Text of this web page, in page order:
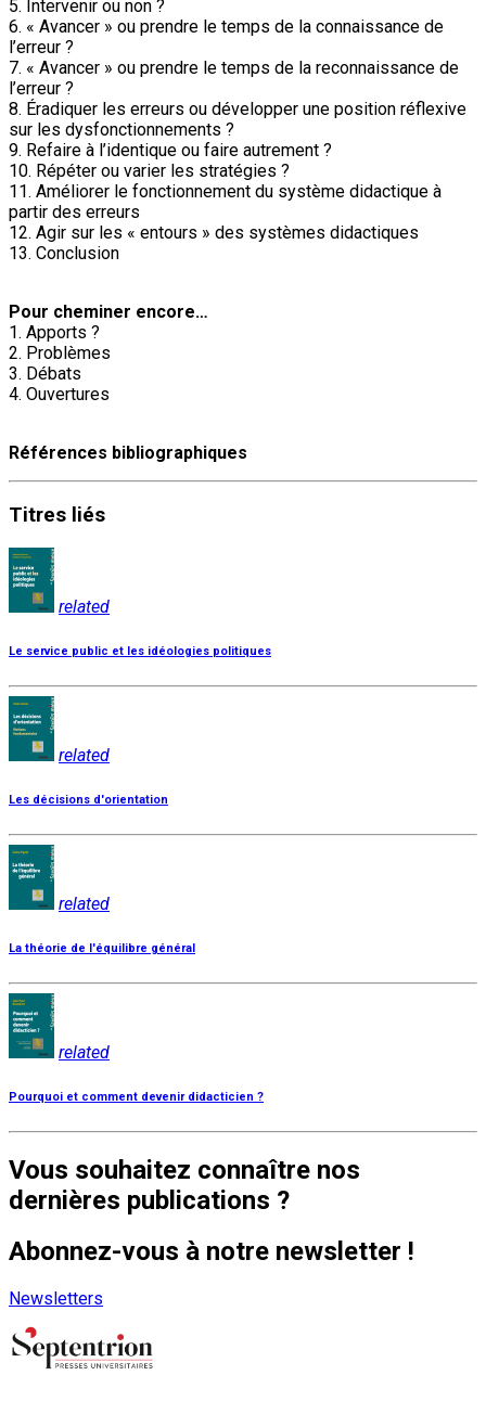
5. Intervenir ou non ?
6. « Avancer » ou prendre le temps de la connaissance de
l’erreur ?
7. « Avancer » ou prendre le temps de la reconnaissance de
l’erreur ?
8. Éradiquer les erreurs ou développer une position réflexive
sur les dysfonctionnements ?
9. Refaire à l’identique ou faire autrement ?
10. Répéter ou varier les stratégies ?
11. Améliorer le fonctionnement du système didactique à
partir des erreurs
12. Agir sur les « entours » des systèmes didactiques
13. Conclusion
Pour cheminer encore…
1. Apports ?
2. Problèmes
3. Débats
4. Ouvertures
Références bibliographiques
Titres liés
related
Le service public et les idéologies politiques
related
Les décisions d'orientation
related
La théorie de l'équilibre général
related
Pourquoi et comment devenir didacticien ?
Vous souhaitez connaître nos
dernières publications ?
Abonnez-vous à notre newsletter !
Newsletters